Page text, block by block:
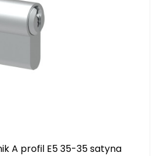
A profil E5 35-35 satyna